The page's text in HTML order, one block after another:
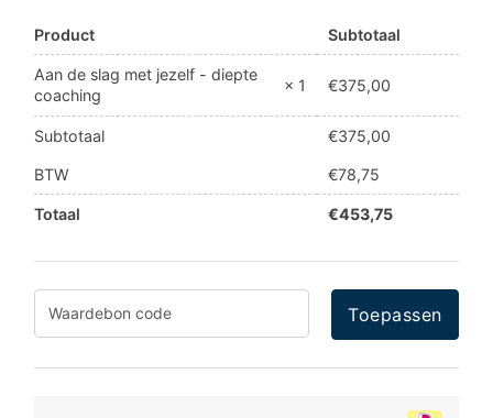
Product Subtotaal
Aan de slag met jezelf - diepte
coaching
× 1 €375,00
Subtotaal €375,00
BTW €78,75
Totaal €453,75
Toepassen